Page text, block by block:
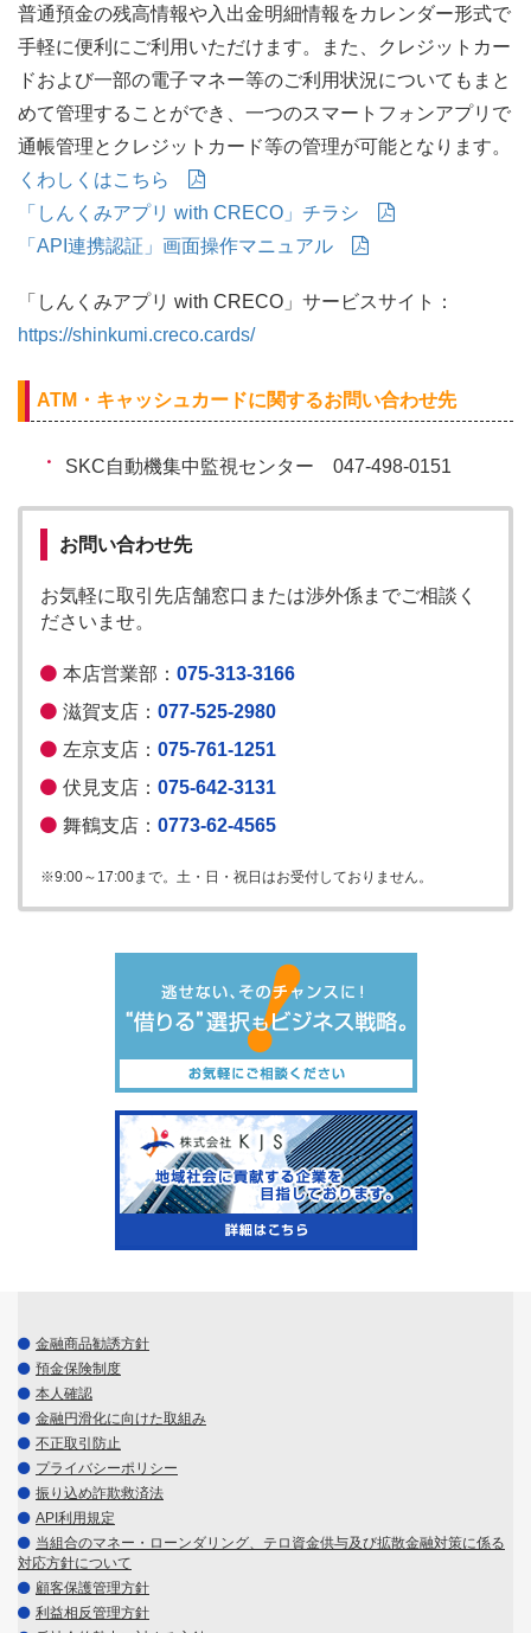
普通預金の残高情報や入出金明細情報をカレンダー形式で
手軽に便利にご利用いただけます。また、クレジットカー
ドおよび一部の電子マネー等のご利用状況についてもまと
めて管理することができ、一つのスマートフォンアプリで
通帳管理とクレジットカード等の管理が可能となります。
くわしくはこちら
「しんくみアプリ with CRECO」チラシ
「API連携認証」画面操作マニュアル
「しんくみアプリ with CRECO」サービスサイト：
https://shinkumi.creco.cards/
ATM・キャッシュカードに関するお問い合わせ先
SKC自動機集中監視センター 047-498-0151
お問い合わせ先
お気軽に取引先店舗窓口または渉外係までご相談く
ださいませ。
本店営業部： 075-313-3166
滋賀支店： 077-525-2980
左京支店： 075-761-1251
伏見支店： 075-642-3131
舞鶴支店： 0773-62-4565
※9:00～17:00まで。土・日・祝日はお受付しておりません。
金融商品勧誘方針
預金保険制度
本人確認
金融円滑化に向けた取組み
不正取引防止
プライバシーポリシー
振り込め詐欺救済法
API利用規定
当組合のマネー・ローンダリング、テロ資金供与及び拡散金融対策に係る
対応方針について
顧客保護管理方針
利益相反管理方針